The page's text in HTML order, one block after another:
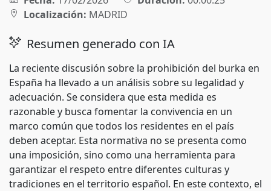
Localización: MADRID
Resumen generado con IA
La reciente discusión sobre la prohibición del burka en
España ha llevado a un análisis sobre su legalidad y
adecuación. Se considera que esta medida es
razonable y busca fomentar la convivencia en un
marco común que todos los residentes en el país
deben aceptar. Esta normativa no se presenta como
una imposición, sino como una herramienta para
garantizar el respeto entre diferentes culturas y
tradiciones en el territorio español. En este contexto, el